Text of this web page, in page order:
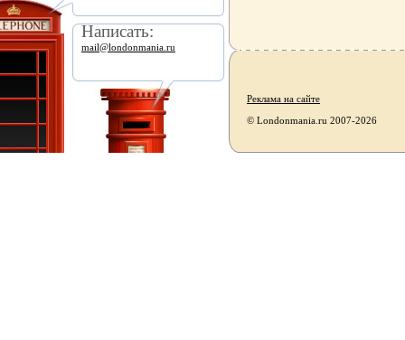
Написать:
mail@londonmania.ru
Реклама на сайте
© Londonmania.ru 2007-2026